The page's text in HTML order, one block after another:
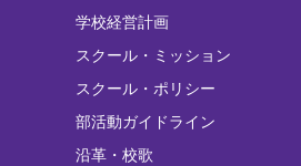
学校経営計画
スクール・ミッション
スクール・ポリシー
部活動ガイドライン
沿革・校歌